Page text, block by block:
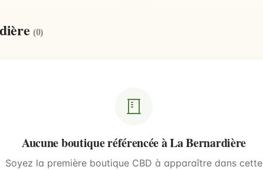
(0)
Aucune boutique référencée à La Bernardière
Soyez la première boutique CBD à apparaître dans cette